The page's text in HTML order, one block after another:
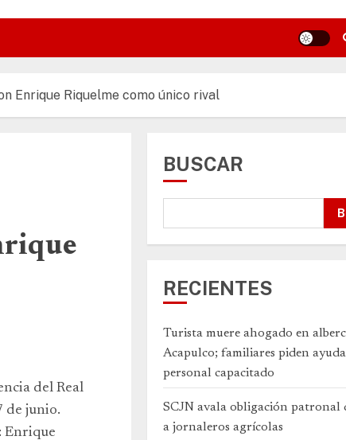
Enrique Riquelme como único rival
del Real
de junio.
Enrique
BUSCAR
RECIENTES
Turista muere ahogado en
Acapulco; familiares piden
personal capacitado
SCJN avala obligación patronal
a jornaleros agrícolas